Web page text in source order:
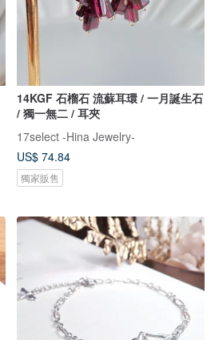
14KGF 石榴石 流蘇耳環 / 一月誕生石
/ 獨一無二 / 耳夾
17select -Hina Jewelry-
US$ 74.84
獨家販售